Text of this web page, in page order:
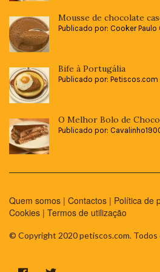
Mousse de chocolate
Publicado por: Cooker Paulo
Bife à Portugália
Publicado por: Petiscos.com
O Melhor Bolo de
Publicado por:
Quem somos | Contactos | Política de
Cookies | Termos de utilização
© Copyright 2020 petiscos.com. Todos